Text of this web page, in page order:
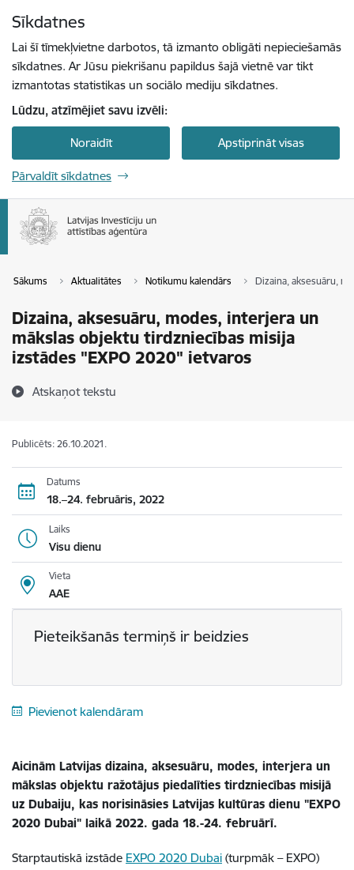
Sīkdatnes
Lai šī tīmekļvietne darbotos, tā izmanto obligāti nepieciešamās
sīkdatnes. Ar Jūsu piekrišanu papildus šajā vietnē var tikt
izmantotas statistikas un sociālo mediju sīkdatnes.
Lūdzu, atzīmējiet savu izvēli:
Noraidīt Apstiprināt visas
Pārvaldīt sīkdatnes
Sākums Aktualitātes Notikumu kalendārs Dizaina, aksesuāru,
Dizaina, aksesuāru, modes, interjera un
mākslas objektu tirdzniecības misija
izstādes "EXPO 2020" ietvaros
Atskaņot tekstu
Publicēts: 26.10.2021.
Datums
18.–24. februāris, 2022
Laiks
Visu dienu
Vieta
AAE
Pieteikšanās termiņš ir beidzies
Pievienot kalendāram
Aicinām Latvijas dizaina, aksesuāru, modes, interjera un
mākslas objektu ražotājus piedalīties tirdzniecības misijā
uz Dubaiju, kas norisināsies Latvijas kultūras dienu "EXPO
2020 Dubai" laikā 2022. gada 18.-24. februārī.
Starptautiskā izstāde EXPO 2020 Dubai (turpmāk – EXPO)